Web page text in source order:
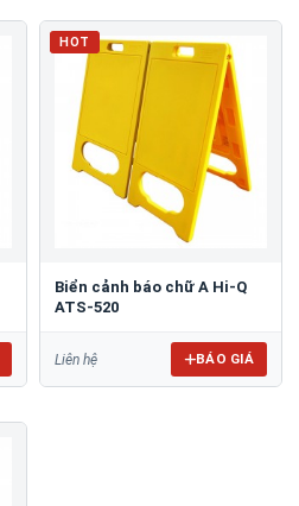
HOT
Biển cảnh báo chữ A Hi-Q
ATS-520
Liên hệ BÁO GIÁ